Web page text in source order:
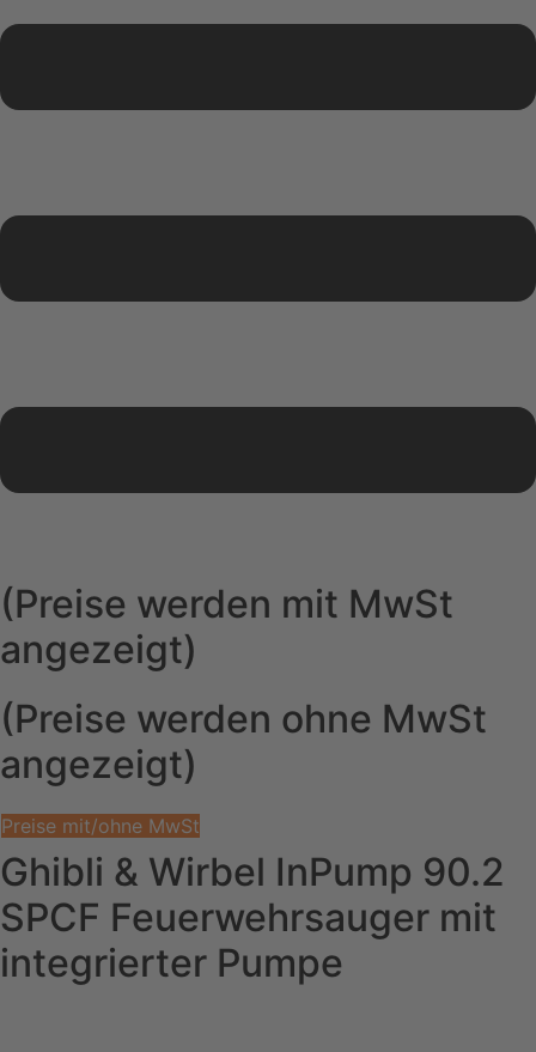
(Preise werden mit MwSt
angezeigt)
(Preise werden ohne MwSt
angezeigt)
Preise mit/ohne MwSt
Ghibli & Wirbel InPump 90.2
SPCF Feuerwehrsauger mit
integrierter Pumpe